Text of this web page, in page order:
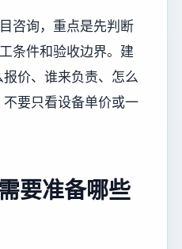
咨询，重点是先判断
条件和验收边界。建
价、谁来负责、怎么
要只看设备单价或一
要准备哪些